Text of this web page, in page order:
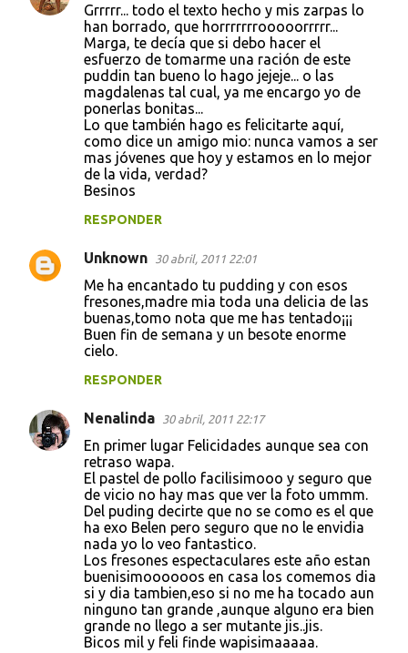
Grrrrr... todo el texto hecho y mis zarpas lo
han borrado, que horrrrrrrooooorrrrr...
Marga, te decía que si debo hacer el
esfuerzo de tomarme una ración de este
puddin tan bueno lo hago jejeje... o las
magdalenas tal cual, ya me encargo yo de
ponerlas bonitas...
Lo que también hago es felicitarte aquí,
como dice un amigo mio: nunca vamos a ser
mas jóvenes que hoy y estamos en lo mejor
de la vida, verdad?
Besinos
RESPONDER
Unknown 30 abril, 2011 22:01
Me ha encantado tu pudding y con esos
fresones,madre mia toda una delicia de las
buenas,tomo nota que me has tentado¡¡¡
Buen fin de semana y un besote enorme
cielo.
RESPONDER
Nenalinda 30 abril, 2011 22:17
En primer lugar Felicidades aunque sea con
retraso wapa.
El pastel de pollo facilisimooo y seguro que
de vicio no hay mas que ver la foto ummm.
Del puding decirte que no se como es el que
ha exo Belen pero seguro que no le envidia
nada yo lo veo fantastico.
Los fresones espectaculares este año estan
buenisimoooooos en casa los comemos dia
si y dia tambien,eso si no me ha tocado aun
ninguno tan grande ,aunque alguno era bien
grande no llego a ser mutante jis..jis.
Bicos mil y feli finde wapisimaaaaa.